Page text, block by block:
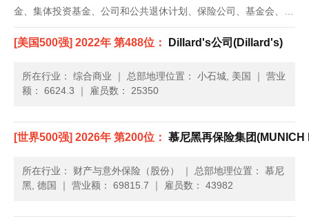
金、集体投资基金、公司和公共退休计划、保险公司、基金会、养
老金及其他资金池提供服务。产品包括监管、产品和用户层面的会
计、日常定价和管理、集成信托和监管、记账、外汇、......
[美国500强] 2022年 第488位： Dillard's公司(Dillard's)
所在行业： 综合商业 ｜ 总部地理位置： 小石城, 美国 ｜ 营业
额： 6624.3 ｜ 雇员数： 25350
[世界500强] 2026年 第200位： 慕尼黑再保险集团(MUNICH
所在行业： 财产与意外保险（股份） ｜ 总部地理位置： 慕尼
黑, 德国
｜ 营业额： 69815.7 ｜ 雇员数： 43982